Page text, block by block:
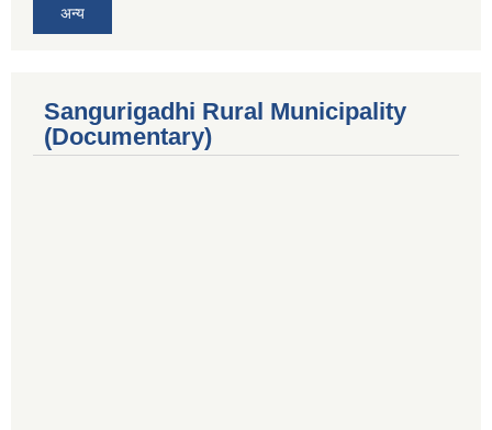
अन्य
Sangurigadhi Rural Municipality
(Documentary)